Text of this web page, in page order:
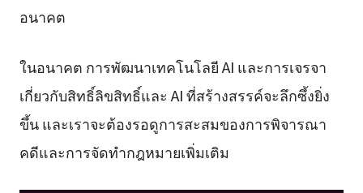
อนาคต
ในอนาคต การพัฒนาเทคโนโลยี AI และการเจรจา
เกี่ยวกับสิทธิ์ลิขสิทธิ์และ AI ที่สร้างสรรค์จะลึกซึ้งยิ่ง
ขึ้น และเราจะต้องรอดูการสะสมของการพิจารณา
คดีและการจัดทำกฎหมายเพิ่มเติม